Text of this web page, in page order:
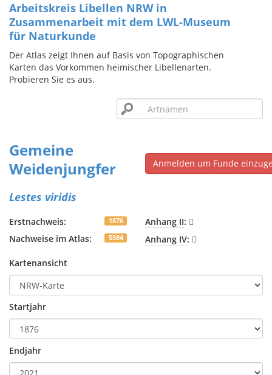
Arbeitskreis Libellen NRW in
Zusammenarbeit mit dem LWL-Museum
für Naturkunde
Der Atlas zeigt Ihnen auf Basis von Topographischen
Karten das Vorkommen heimischer Libellenarten.
Probieren Sie es aus.
Gemeine
Weidenjungfer
Anmelden um Funde
Lestes viridis
Erstnachweis: 1876
Nachweise im Atlas: 5584
Anhang II:
Anhang IV:
Kartenansicht
Startjahr
Endjahr